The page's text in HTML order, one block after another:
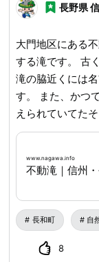
長野県
大門地区にある不動滝。 不動滝とは 大
する滝です。 古
滝の脇近くには
す。 また、かつ
えられていてたそうです。 周囲には切
があり四季折々の情
けゲートがあり
イヤ必須。
www.nagawa.info
不動滝｜信州
長和町 自
8